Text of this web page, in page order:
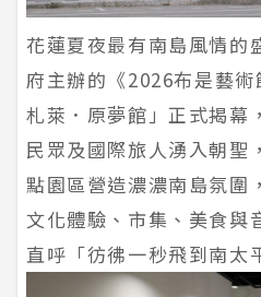
花蓮夏夜最有南島風情的
府主辦的《2026布是藝
札萊．原夢館」正式揭幕
民眾及國際旅人湧入朝聖
點園區營造濃濃南島氛圍
文化體驗、市集、美食與
直呼「彷彿一秒飛到南太